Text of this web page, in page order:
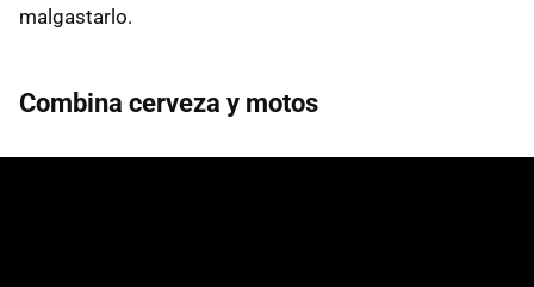
malgastarlo.
Combina cerveza y motos